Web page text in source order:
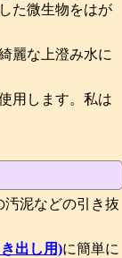
た微生物をはが
麗な上澄み水に
用します。私は
泥などの引き抜
出し用)に簡単に